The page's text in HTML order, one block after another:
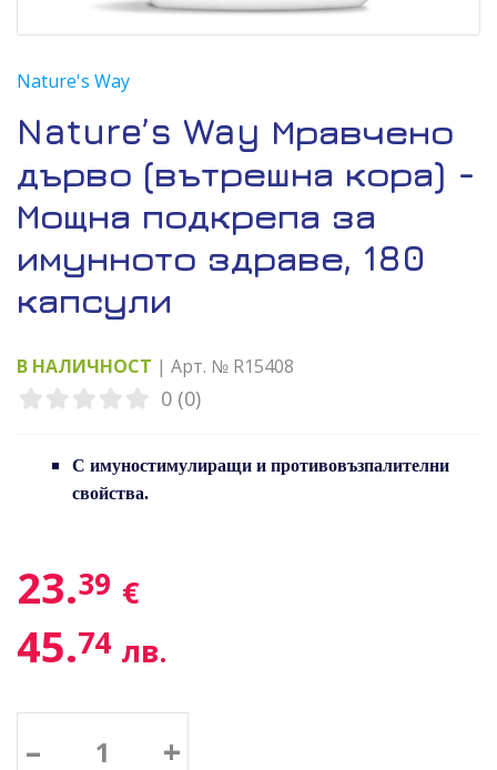
Nature's Way
Nature’s Way Мравчено
дърво (вътрешна кора) -
Мощна подкрепа за
имунното здраве, 180
капсули
В НАЛИЧНОСТ | Арт. № R15408
0 (0)
С имуностимулиращи и противовъзпалителни
свойства.
23.39 €
45.74 лв.
– +